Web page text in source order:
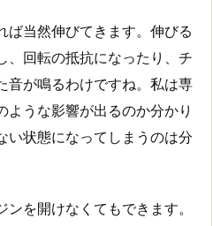
ば当然伸びてきます。伸びる
、回転の抵抗になったり、チ
音が鳴るわけですね。私は専
ような影響が出るのか分かり
い状態になってしまうのは分
を開けなくてもできます。